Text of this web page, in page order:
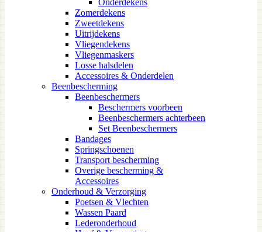
Zomerdekens
Zweetdekens
Uitrijdekens
Vliegendekens
Vliegenmaskers
Losse halsdelen
Accessoires & Onderdelen
Beenbescherming
Beenbeschermers
Beschermers voorbeen
Beenbeschermers achterbeen
Set Beenbeschermers
Bandages
Springschoenen
Transport bescherming
Overige bescherming &
Accessoires
Onderhoud & Verzorging
Poetsen & Vlechten
Wassen Paard
Lederonderhoud